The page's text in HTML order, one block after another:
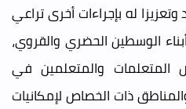
له بإجراءات أخرى تراعي
الوسطين الحضري والقروي،
المتعلمات والمتعلمين في
ذات الخصاص لإمكانيات